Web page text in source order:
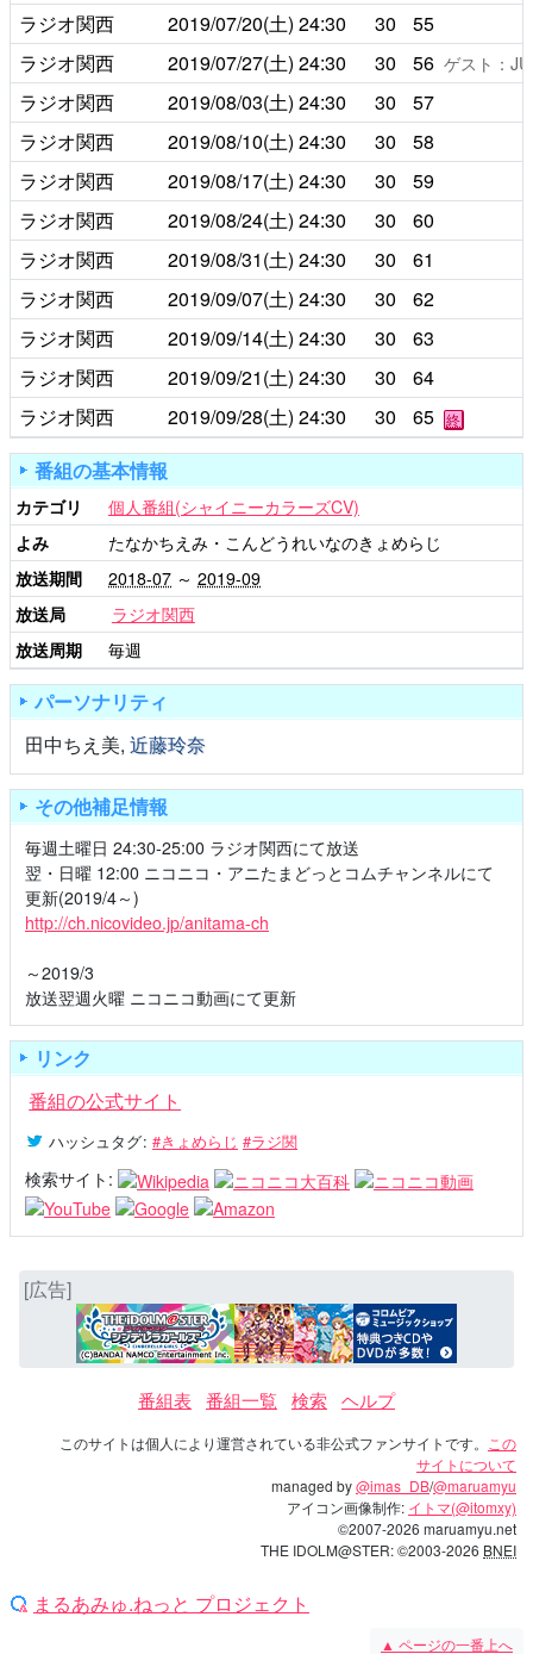
ラジオ関西
2019/07/20(土) 24:30 30
55
ラジオ関西
2019/07/27(土) 24:30 30 56 ゲスト：
ラジオ関西 2019/08/03(土) 24:30 30
57
ラジオ関西
2019/08/10(土) 24:30 30
58
ラジオ関西
2019/08/17(土) 24:30 30
59
ラジオ関西
2019/08/24(土) 24:30 30
60
ラジオ関西
2019/08/31(土) 24:30 30
61
ラジオ関西
2019/09/07(土) 24:30 30
62
ラジオ関西
2019/09/14(土) 24:30 30
63
ラジオ関西
2019/09/21(土) 24:30 30
64
ラジオ関西
2019/09/28(土) 24:30 30 65 終
番組の基本情報
カテゴリ
個人番組(シャイニーカラーズCV)
よみ
たなかちえみ・こんどうれいなのきょめらじ
放送期間
2018-07 ～ 2019-09
放送局
ラジオ関西
放送周期
毎週
パーソナリティ
田中ちえ美, 近藤玲奈
その他補足情報
毎週土曜日 24:30-25:00 ラジオ関西にて放送
翌・日曜 12:00 ニコニコ・アニたまどっとコムチャンネルにて
更新(2019/4～)
http://ch.nicovideo.jp/anitama-ch
～2019/3
放送翌週火曜 ニコニコ動画にて更新
リンク
番組の公式サイト
ハッシュタグ: #きょめらじ #ラジ関
検索サイト:
[広告]
番組表 番組一覧 検索 ヘルプ
このサイトは個人により運営されている非公式ファンサイトです。
この
サイトについて
managed by@imas_DB/@maruamyu
アイコン画像制作: イトマ(@itomxy)
©2007-2026 maruamyu.net
THE IDOLM@STER: ©2003-2026 BNEI
まるあみゅ.ねっと プロジェクト
▲ ページの一番上へ